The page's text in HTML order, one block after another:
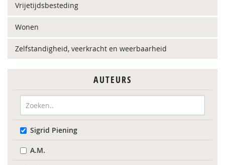
Vrijetijdsbesteding
Wonen
Zelfstandigheid, veerkracht en weerbaarheid
AUTEURS
Sigrid Piening
A.M.